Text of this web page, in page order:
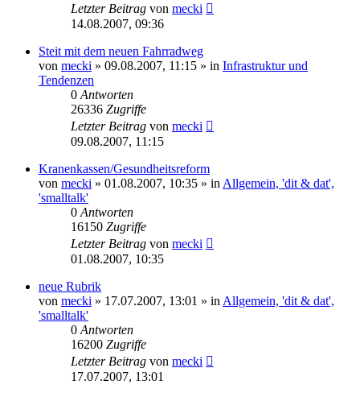
Letzter Beitrag von mecki
14.08.2007, 09:36
Steit mit dem neuen Fahrradweg
von mecki » 09.08.2007, 11:15 » in Infrastruktur und
Tendenzen
0 Antworten
26336 Zugriffe
Letzter Beitrag von mecki
09.08.2007, 11:15
Kranenkassen/Gesundheitsreform
von mecki » 01.08.2007, 10:35 » in Allgemein, 'dit & dat',
'smalltalk'
0 Antworten
16150 Zugriffe
Letzter Beitrag von mecki
01.08.2007, 10:35
neue Rubrik
von mecki » 17.07.2007, 13:01 » in Allgemein, 'dit & dat',
'smalltalk'
0 Antworten
16200 Zugriffe
Letzter Beitrag von mecki
17.07.2007, 13:01